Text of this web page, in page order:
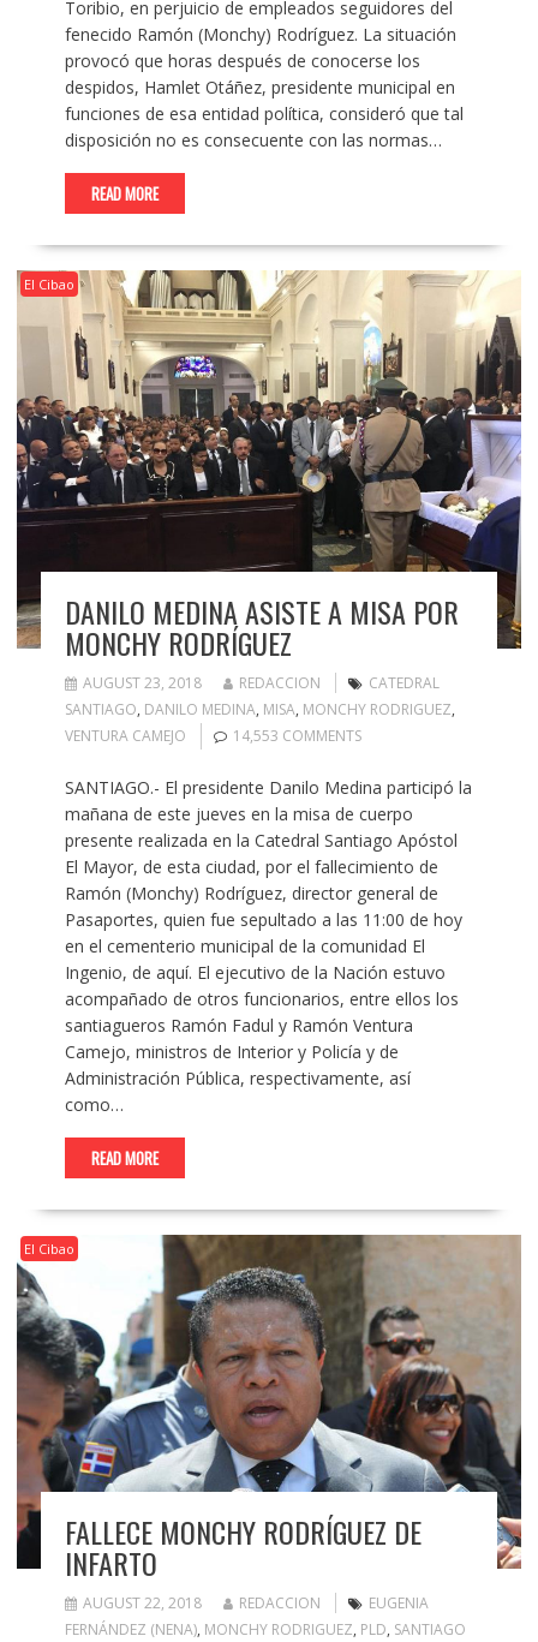
Toribio, en perjuicio de empleados seguidores del
fenecido Ramón (Monchy) Rodríguez. La situación
provocó que horas después de conocerse los
despidos, Hamlet Otáñez, presidente municipal en
funciones de esa entidad política, consideró que tal
disposición no es consecuente con las normas…
READ MORE
El Cibao
DANILO MEDINA ASISTE A MISA POR
MONCHY RODRÍGUEZ
AUGUST 23, 2018 REDACCION
CATEDRAL
SANTIAGO, DANILO MEDINA, MISA, MONCHY RODRIGUEZ,
VENTURA CAMEJO
14,553 COMMENTS
SANTIAGO.- El presidente Danilo Medina participó la
mañana de este jueves en la misa de cuerpo
presente realizada en la Catedral Santiago Apóstol
El Mayor, de esta ciudad, por el fallecimiento de
Ramón (Monchy) Rodríguez, director general de
Pasaportes, quien fue sepultado a las 11:00 de hoy
en el cementerio municipal de la comunidad El
Ingenio, de aquí. El ejecutivo de la Nación estuvo
acompañado de otros funcionarios, entre ellos los
santiagueros Ramón Fadul y Ramón Ventura
Camejo, ministros de Interior y Policía y de
Administración Pública, respectivamente, así
como…
READ MORE
El Cibao
FALLECE MONCHY RODRÍGUEZ DE
INFARTO
AUGUST 22, 2018 REDACCION
EUGENIA
FERNÁNDEZ (NENA), MONCHY RODRIGUEZ, PLD, SANTIAGO